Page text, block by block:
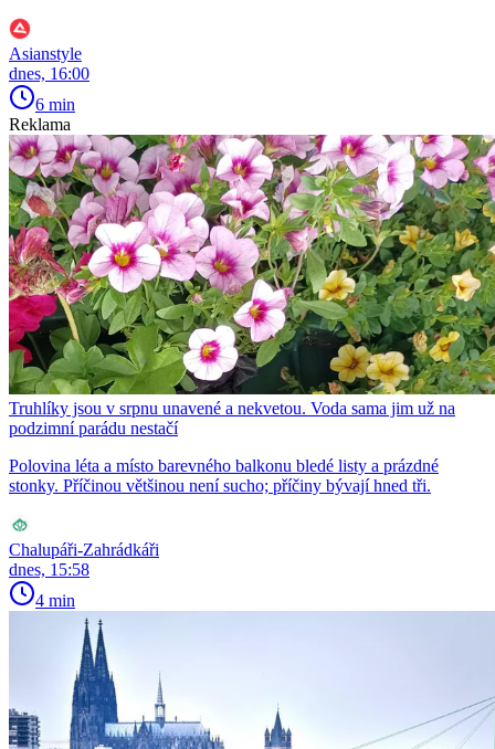
Asianstyle
dnes, 16:00
6 min
Reklama
Truhlíky jsou v srpnu unavené a nekvetou. Voda sama jim už na
podzimní parádu nestačí
Polovina léta a místo barevného balkonu bledé listy a prázdné
stonky. Příčinou většinou není sucho; příčiny bývají hned tři.
Chalupáři-Zahrádkáři
dnes, 15:58
4 min